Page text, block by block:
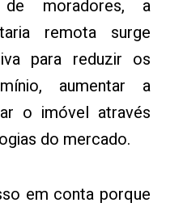
moradores, a
remota surge
para reduzir os
aumentar a
o imóvel através
do mercado.
em conta porque